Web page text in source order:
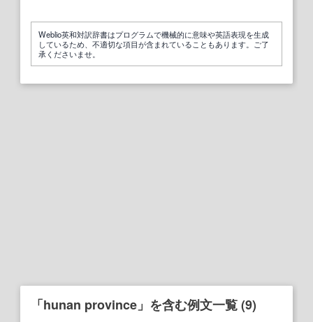
Weblio英和対訳辞書はプログラムで機械的に意味や英語表現を生成
しているため、不適切な項目が含まれていることもあります。ご了
承くださいませ。
「hunan province」を含む例文一覧 (9)